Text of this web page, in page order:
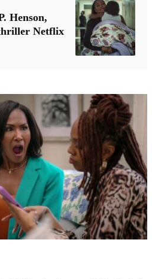
Henson,
Netflix